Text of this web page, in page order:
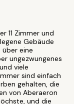
11 Zimmer und
Gebäude
eine
ungezwungenes
viele
sind einfach
gehalten, die
von Aberaeron
und die